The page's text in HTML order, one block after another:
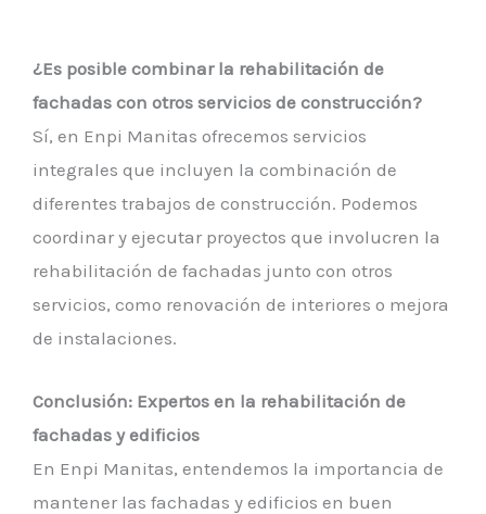
¿Es posible combinar la rehabilitación de
fachadas con otros servicios de construcción?
Sí, en Enpi Manitas ofrecemos servicios
integrales que incluyen la combinación de
diferentes trabajos de construcción. Podemos
coordinar y ejecutar proyectos que involucren la
rehabilitación de fachadas junto con otros
servicios, como renovación de interiores o mejora
de instalaciones.
Conclusión: Expertos en la rehabilitación de
fachadas y edificios
En Enpi Manitas, entendemos la importancia de
mantener las fachadas y edificios en buen